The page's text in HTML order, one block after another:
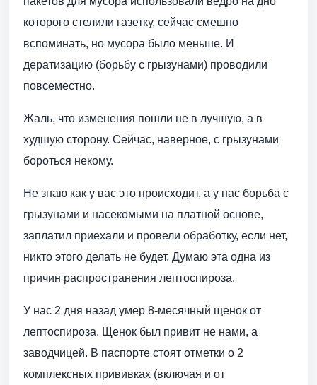
которого стелили газетку, сейчас смешно
вспоминать, но мусора было меньше. И
дератизацию (борьбу с грызунами) проводили
повсеместно.
Жаль, что изменения пошли не в лучшую, а в
худшую сторону. Сейчас, наверное, с грызунами
бороться некому.
Не знаю как у вас это происходит, а у нас борьба с
грызунами и насекомыми на платной основе,
заплатил приехали и провели обработку, если нет,
никто этого делать не будет. Думаю эта одна из
причин распространения лептоспироза.
У нас 2 дня назад умер 8-месячный щенок от
лептоспироза. Щенок был привит не нами, а
заводчицей. В паспорте стоят отметки о 2
комплексных прививках (включая и от